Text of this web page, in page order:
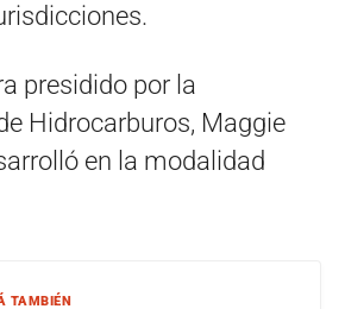
presidido por la
Hidrocarburos, Maggie
en la modalidad
TAMBIÉN